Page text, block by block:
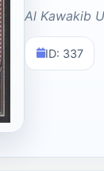
Al Kawakib
ID: 337